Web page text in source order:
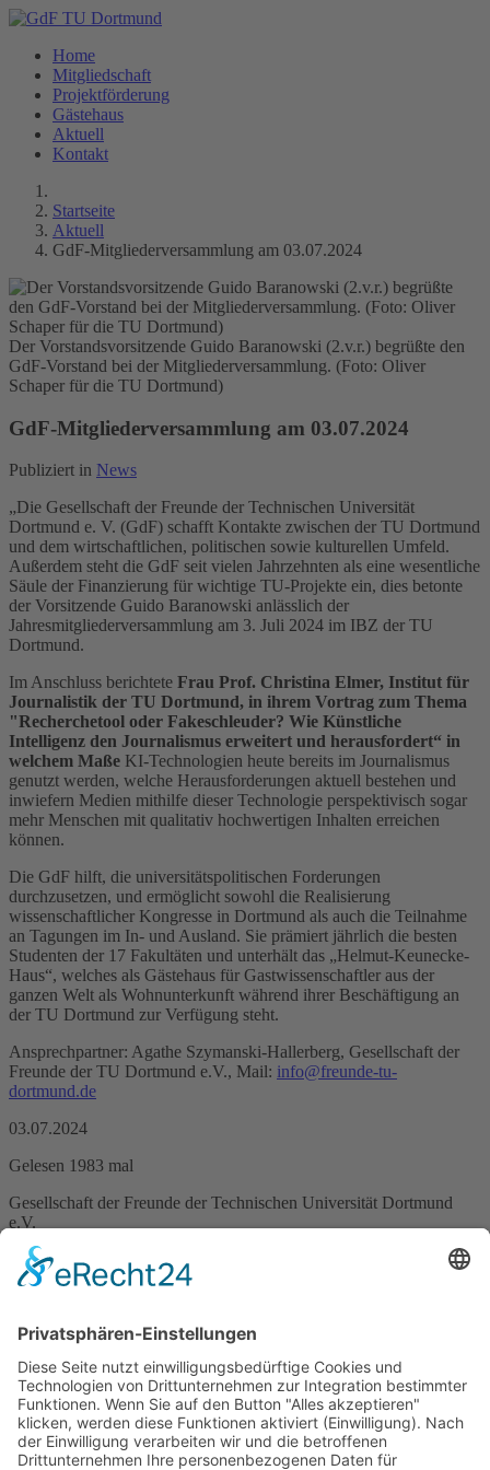
Home
Mitgliedschaft
Projektförderung
Gästehaus
Aktuell
Kontakt
Startseite
Aktuell
GdF-Mitgliederversammlung am 03.07.2024
Der Vorstandsvorsitzende Guido Baranowski (2.v.r.) begrüßte den
GdF-Vorstand bei der Mitgliederversammlung. (Foto: Oliver
Schaper für die TU Dortmund)
GdF-Mitgliederversammlung am 03.07.2024
Publiziert in News
„Die Gesellschaft der Freunde der Technischen Universität
Dortmund e. V. (GdF) schafft Kontakte zwischen der TU Dortmund
und dem wirtschaftlichen, politischen sowie kulturellen Umfeld.
Außerdem steht die GdF seit vielen Jahrzehnten als eine wesentliche
Säule der Finanzierung für wichtige TU-Projekte ein, dies betonte
der Vorsitzende Guido Baranowski anlässlich der
Jahresmitgliederversammlung am 3. Juli 2024 im IBZ der TU
Dortmund.
Im Anschluss berichtete Frau Prof. Christina Elmer, Institut für
Journalistik der TU Dortmund, in ihrem Vortrag zum Thema
"Recherchetool oder Fakeschleuder? Wie Künstliche
Intelligenz den Journalismus erweitert und herausfordert“ in
welchem Maße KI-Technologien heute bereits im Journalismus
genutzt werden, welche Herausforderungen aktuell bestehen und
inwiefern Medien mithilfe dieser Technologie perspektivisch sogar
mehr Menschen mit qualitativ hochwertigen Inhalten erreichen
können.
Die GdF hilft, die universitätspolitischen Forderungen
durchzusetzen, und ermöglicht sowohl die Realisierung
wissenschaftlicher Kongresse in Dortmund als auch die Teilnahme
an Tagungen im In- und Ausland. Sie prämiert jährlich die besten
Studenten der 17 Fakultäten und unterhält das „Helmut-Keunecke-
Haus“, welches als Gästehaus für Gastwissenschaftler aus der
ganzen Welt als Wohnunterkunft während ihrer Beschäftigung an
der TU Dortmund zur Verfügung steht.
Ansprechpartner: Agathe Szymanski-Hallerberg, Gesellschaft der
Freunde der TU Dortmund e.V., Mail: info@freunde-tu-
dortmund.de
03.07.2024
Gelesen 1983 mal
Gesellschaft der Freunde der Technischen Universität Dortmund
e.V.
Märkische Straße 120
Tel.: 0231 5417-129
Fax: 0231 5417-8144
Email:info@freunde-tu-dortmund.de
Web:www.freunde-tu-dortmund.de